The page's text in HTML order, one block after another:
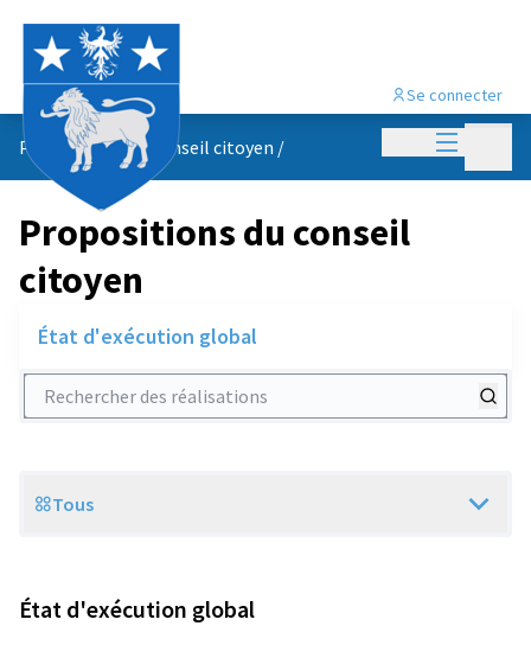
Menu
Se connecter
Propositions du conseil citoyen /
Propositions du conseil
citoyen
État d'exécution global
Rechercher des réalisations
Scope
Tous
État d'exécution global